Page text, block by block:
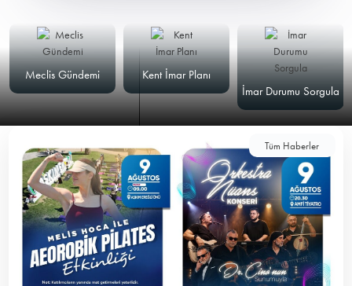
Meclis Gündemi
Kent İmar Planı
İmar Durumu Sorgula
Tüm Haberler